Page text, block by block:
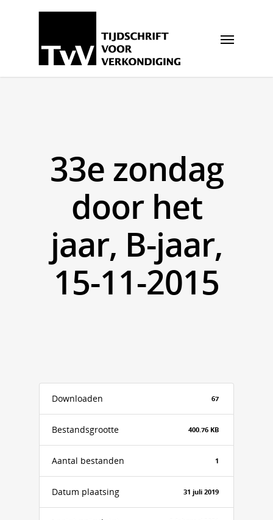
33e zondag
door het
jaar, B-jaar,
15-11-2015
Downloaden 67
Bestandsgrootte 400.76 KB
Aantal bestanden 1
Datum plaatsing 31 juli 2019